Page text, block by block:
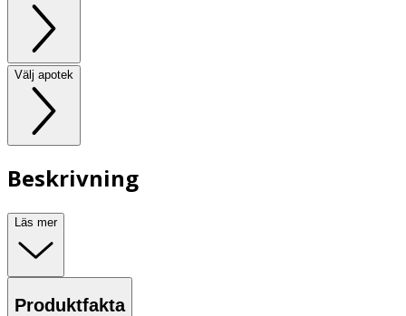
Välj apotek
Beskrivning
Läs mer
Produktfakta